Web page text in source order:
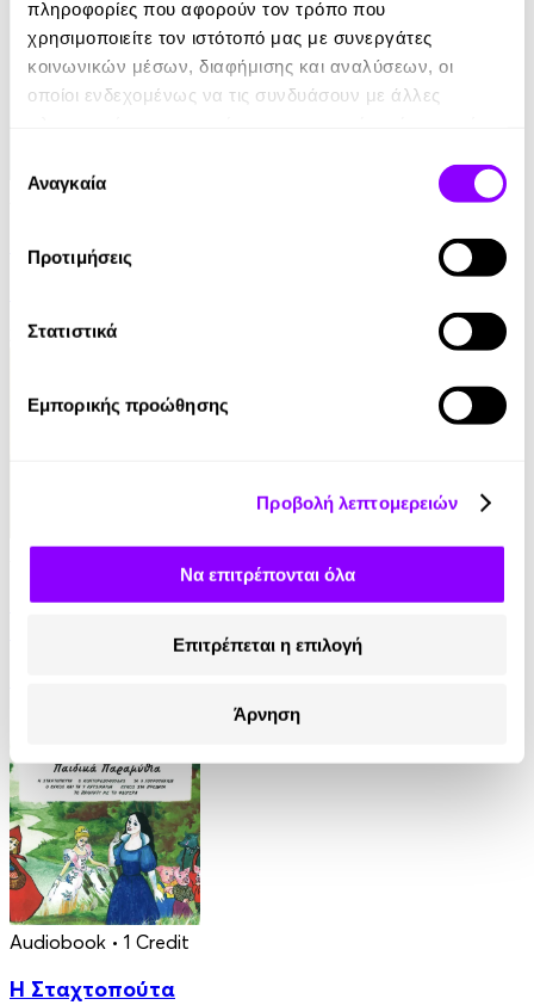
πληροφορίες που αφορούν τον τρόπο που
χρησιμοποιείτε τον ιστότοπό μας με συνεργάτες
κοινωνικών μέσων, διαφήμισης και αναλύσεων, οι
οποίοι ενδεχομένως να τις συνδυάσουν με άλλες
των υπηρεσιών τους.
συγκατάθεσης
Αναγκαία
Προτιμήσεις
Στατιστικά
Εμπορικής προώθησης
Προβολή λεπτομερειών
Να επιτρέπονται όλα
Επιτρέπεται η επιλογή
Άρνηση
Audiobook
Το Σαμοβάρι με τα Παραμύθια - Η Μύτη
3.90€
Audiobook
Ταξίδια στη Μυθολογία - Κατορθώματα και
Audiobook • 1 Credit
Η Σταχτοπούτα